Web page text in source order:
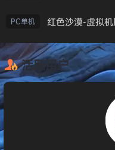
PC单机
活跃用户